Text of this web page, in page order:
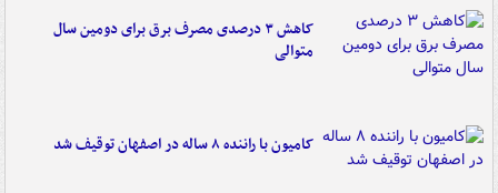
کاهش ۳ درصدی مصرف برق برای دومین سال
متوالی
کامیون با راننده ۸ ساله در اصفهان توقیف شد